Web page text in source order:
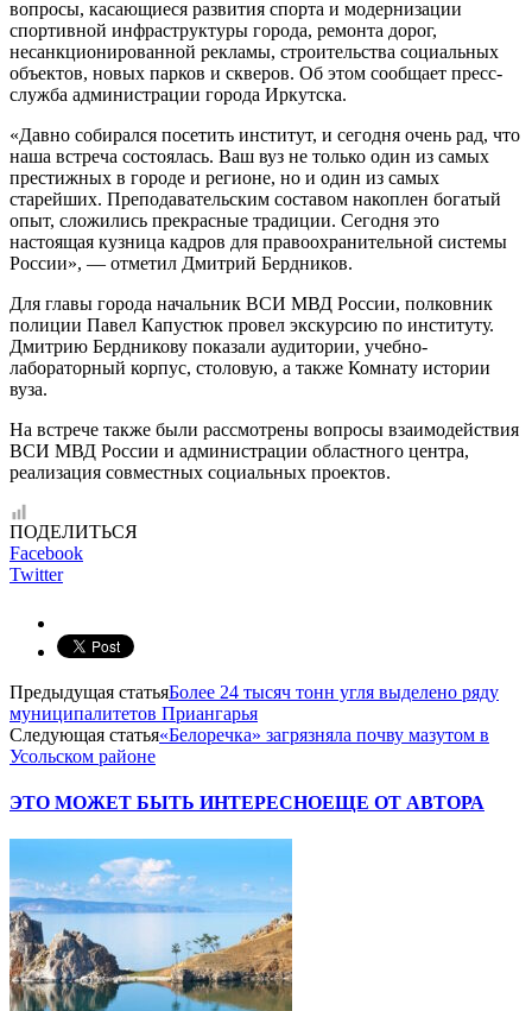
вопросы, касающиеся развития спорта и модернизации
спортивной инфраструктуры города, ремонта дорог,
несанкционированной рекламы, строительства социальных
объектов, новых парков и скверов. Об этом сообщает пресс-
служба администрации города Иркутска.
«Давно собирался посетить институт, и сегодня очень рад, что
наша встреча состоялась. Ваш вуз не только один из самых
престижных в городе и регионе, но и один из самых
старейших. Преподавательским составом накоплен богатый
опыт, сложились прекрасные традиции. Сегодня это
настоящая кузница кадров для правоохранительной системы
России», — отметил Дмитрий Бердников.
Для главы города начальник ВСИ МВД России, полковник
полиции Павел Капустюк провел экскурсию по институту.
Дмитрию Бердникову показали аудитории, учебно-
лабораторный корпус, столовую, а также Комнату истории
вуза.
На встрече также были рассмотрены вопросы взаимодействия
ВСИ МВД России и администрации областного центра,
реализация совместных социальных проектов.
ПОДЕЛИТЬСЯ
Facebook
Twitter
Предыдущая статьяБолее 24 тысяч тонн угля выделено ряду
муниципалитетов Приангарья
Следующая статья«Белоречка» загрязняла почву мазутом в
Усольском районе
ЭТО МОЖЕТ БЫТЬ ИНТЕРЕСНОЕЩЕ ОТ АВТОРА